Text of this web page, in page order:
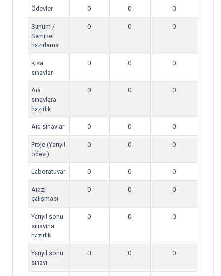
Ödevler 0 0 0
Sunum /
Seminer
hazırlama
0 0 0
Kısa
sınavlar
0 0 0
Ara
sınavlara
hazırlık
0 0 0
Ara sınavlar 0 0 0
Proje (Yarıyıl
ödevi)
0 0 0
Laboratuvar 0 0 0
Arazi
çalışması
0 0 0
Yarıyıl sonu
sınavına
hazırlık
0 0 0
Yarıyıl sonu
sınavı
0 0 0